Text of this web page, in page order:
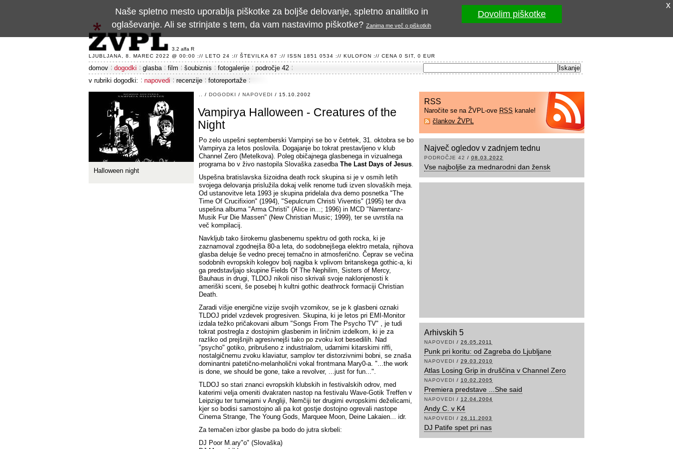
3.2 alfa R
LJUBLJANA, 8. MAREC 2022 @ 00:00 :// LETO 24 :// ŠTEVILKA 67 :// ISSN 1851 0534 :// KULOFON :// CENA 0 SIT, 0 EUR
domov dogodki glasba film šoubiznis fotogalerije
področje 42
v rubriki dogodki:
napovedi recenzije fotoreportaže
/ DOGODKI / NAPOVEDI / 15.10.2002
Vampirya Halloween - Creatures of the
Night
Po zelo uspešni septemberski Vampiryi se bo v četrtek, 31. oktobra se bo
Vampirya za letos poslovila. Dogajanje bo tokrat prestavljeno v klub
Channel Zero (Metelkova). Poleg običajnega glasbenega in vizualnega
programa bo v živo nastopila Slovaška zasedba The Last Days of Jesus.
Uspešna bratislavska šizoidna death rock skupina si je v osmih letih
svojega delovanja prislužila dokaj velik renome tudi izven slovaških meja.
Od ustanovitve leta 1993 je skupina pridelala dva demo posnetka "The
Time Of Crucifixion" (1994), "Sepulcrum Christi Viventis" (1995) ter dva
uspešna albuma "Arma Christi" (Alice in...; 1996) in MCD "Narrentanz-
Musik Fur Die Massen" (New Christian Music; 1999), ter se uvrstila na
več kompilacij.
Navkljub tako širokemu glasbenemu spektru od goth rocka, ki je
zaznamoval zgodnejša 80-a leta, do sodobnejšega elektro metala, njihova
glasba deluje še vedno precej temačno in atmosferično. Čeprav se večina
sodobnih evropskih kolegov bolj nagiba k vplivom britanskega gothic-a, ki
ga predstavljajo skupine Fields Of The Nephilim, Sisters of Mercy,
Bauhaus in drugi, TLDOJ nikoli niso skrivali svoje naklonjenosti k
ameriški sceni, še posebej h kultni gothic deathrock formaciji Christian
Death.
Zaradi višje energične vizije svojih vzornikov, se je k glasbeni oznaki
TLDOJ pridel vzdevek progresiven. Skupina, ki je letos pri EMI-Monitor
izdala težko pričakovani album "Songs From The Psycho TV" , je tudi
tokrat postregla z dostojnim glasbenim in liričnim izdelkom, ki je za
razliko od prejšnjih agresivnejši tako po zvoku kot besedilih. Nad
"psycho" gotiko, pribrušeno z industrialom, udarnimi kitarskimi riffi,
nostalgičnemu zvoku klaviatur, samplov ter distorzivnimi bobni, se znaša
dominantni patetično-melanholični vokal frontmana Mary0-a. "...the work
is done, we should be gone, take a revolver, ...just for fun...".
TLDOJ so stari znanci evropskih klubskih in festivalskih odrov, med
katerimi velja omeniti dvakraten nastop na festivalu Wave-Gotik Treffen v
Leipzigu ter turnejami v Angliji, Nemčiji ter drugimi evropskimi deželicami,
kjer so bodisi samostojno ali pa kot gostje dostojno ogrevali nastope
Cinema Strange, The Young Gods, Marquee Moon, Deine Lakaien... idr.
Za temačen izbor glasbe pa bodo do jutra skrbeli:
DJ Poor M.ary"o" (Slovaška)
Halloween night
RSS
Naročite se na ŽVPL-ove RSS kanale!
člankov ŽVPL
Največ ogledov v zadnjem tednu
PODROČJE 42 / 08.03.2022
Vse najboljše za mednarodni dan žensk
Arhivskih 5
NAPOVEDI / 26.05.2011
Punk pri koritu: od Zagreba do Ljubljane
NAPOVEDI / 29.03.2010
Atlas Losing Grip in druščina v Channel Zero
NAPOVEDI / 10.02.2005
Premiera predstave ...She said
NAPOVEDI / 12.04.2004
Andy C. v K4
NAPOVEDI / 26.11.2003
DJ Patife spet pri nas
x
Naše spletno mesto uporablja piškotke za boljše delovanje, spletno analitiko in
oglaševanje. Ali se strinjate s tem, da vam nastavimo piškotke? Zanima me več o piškotkih
Dovolim piškotke